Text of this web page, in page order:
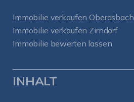
Immobilie verkaufen Oberasbach
Immobilie verkaufen Zirndorf
Immobilie bewerten lassen
INHALT